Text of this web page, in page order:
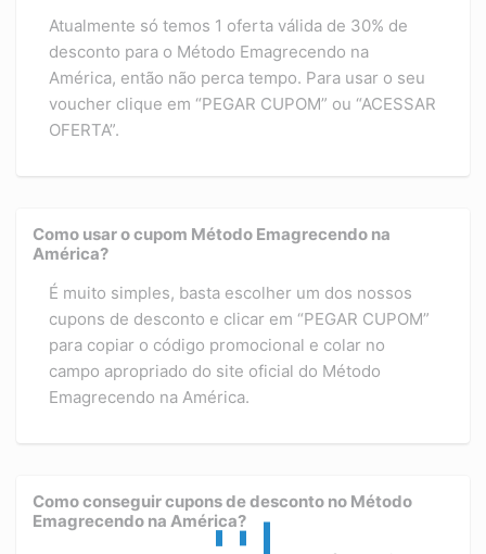
Atualmente só temos 1 oferta válida de 30% de
desconto para o Método Emagrecendo na
América, então não perca tempo. Para usar o seu
voucher clique em “PEGAR CUPOM” ou “ACESSAR
OFERTA”.
Como usar o cupom Método Emagrecendo na
América?
É muito simples, basta escolher um dos nossos
cupons de desconto e clicar em “PEGAR CUPOM”
para copiar o código promocional e colar no
campo apropriado do site oficial do Método
Emagrecendo na América.
Como conseguir cupons de desconto no Método
Emagrecendo na América?